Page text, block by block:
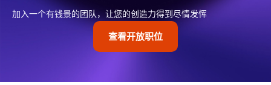
加入一个有钱景的团队，让您的创造力得到尽情发恽
查看开放职位